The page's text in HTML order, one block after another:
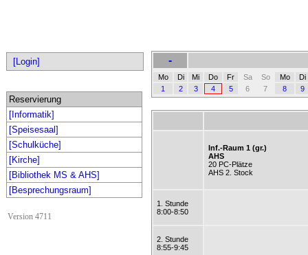
[Login]
Reservierung
[Informatik]
[Speisesaal]
[Schulküche]
[Kirche]
[Bibliothek MS & AHS]
[Besprechungsraum]
Version 4711
-
Mo Di Mi Do Fr Sa So Mo
Di
1
2 3 4 5 6 7 8 9
Inf.-Raum 1 (gr.)
AHS
20 PC-Plätze
AHS 2. Stock
1. Stunde
8:00-8:50
2. Stunde
8:55-9:45